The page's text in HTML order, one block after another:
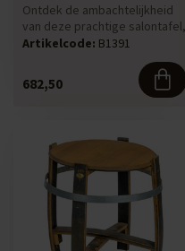
Ontdek de ambachtelijkheid
van deze prachtige salontafel,
handgemaakt van origin...
Artikelcode: B1391
682,50